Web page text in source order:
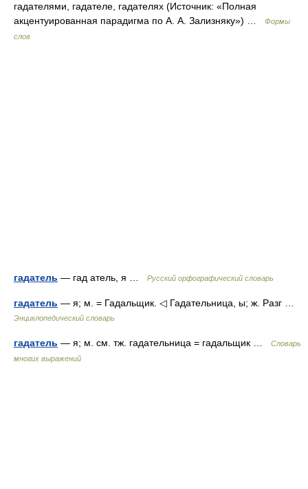
гадателями, гадателе, гадателях (Источник: «Полная
акцентуированная парадигма по А. А. Зализняку») …
Формы
слов
гадатель — гад атель, я … Русский орфографический словарь
гадатель — я; м. = Гадальщик. ◁ Гадательница, ы; ж. Разг …
Энциклопедический словарь
гадатель — я; м. см. тж. гадательница = гадальщик …
Словарь
многих выражений